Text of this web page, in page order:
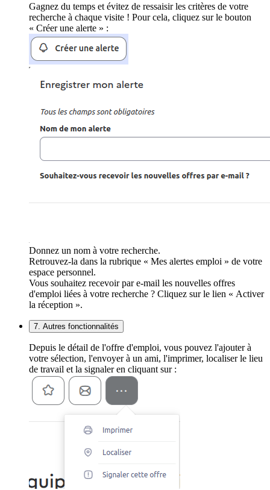
Gagnez du temps et évitez de ressaisir les critères de votre
recherche à chaque visite ! Pour cela, cliquez sur le bouton
« Créer une alerte » :
Donnez un nom à votre recherche.
Retrouvez-la dans la rubrique « Mes alertes emploi » de votre
espace personnel.
Vous souhaitez recevoir par e-mail les nouvelles offres
d'emploi liées à votre recherche ? Cliquez sur le lien « Activer
la réception ».
7. Autres fonctionnalités
Depuis le détail de l'offre d'emploi, vous pouvez l'ajouter à
votre sélection, l'envoyer à un ami, l'imprimer, localiser le lieu
de travail et la signaler en cliquant sur :